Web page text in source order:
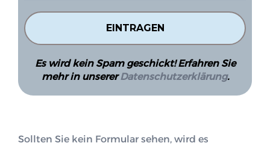
Es wird kein Spam geschickt! Erfahren Sie
mehr in unsererDatenschutzerklärung.
Sollten Sie kein Formular sehen, wird es